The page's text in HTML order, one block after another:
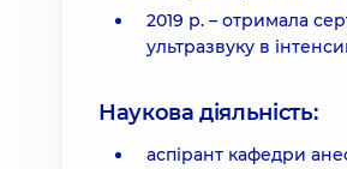
2019 р. – отримала
ультразвуку в
Наукова діяльність:
аспірант кафедри